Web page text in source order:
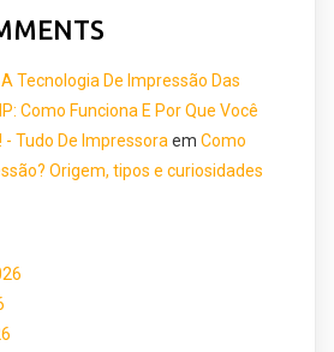
Tecnologia De Impressão Das
Como Funciona E Por Que Você
- Tudo De Impressora em Como
Origem, tipos e curiosidades